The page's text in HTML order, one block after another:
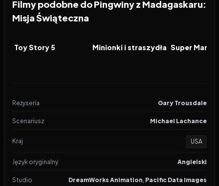
Filmy podobne do Pingwiny z Madagaskaru:
Misja Świąteczna
FILM
Toy Story 5 FILM
Minionki i straszydła FILM
Reżyseria Gary Trousdale
Scenariusz Michael Lachance
Kraj USA
Język oryginalny Angielski
Studio DreamWorks Animation, Pacific Data Images